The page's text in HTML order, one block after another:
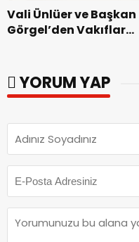
Vali Ünlüer ve Başkan
Görgel’den Vakıflar
YORUM YAP